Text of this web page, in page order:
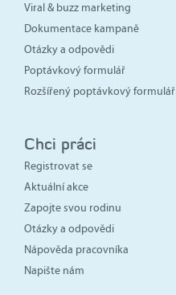
Viral & buzz marketing
Dokumentace kampaně
Otázky a odpovědi
Poptávkový formulář
Rozšířený poptávkový formulář
Chci práci
Registrovat se
Aktuální akce
Zapojte svou rodinu
Otázky a odpovědi
Nápověda pracovníka
Napište nám